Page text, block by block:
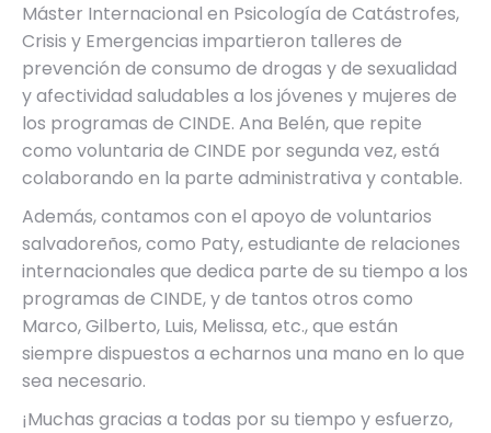
Máster Internacional en Psicología de Catástrofes,
Crisis y Emergencias impartieron talleres de
prevención de consumo de drogas y de sexualidad
y afectividad saludables a los jóvenes y mujeres de
los programas de CINDE. Ana Belén, que repite
como voluntaria de CINDE por segunda vez, está
colaborando en la parte administrativa y contable.
Además, contamos con el apoyo de voluntarios
salvadoreños, como Paty, estudiante de relaciones
internacionales que dedica parte de su tiempo a los
programas de CINDE, y de tantos otros como
Marco, Gilberto, Luis, Melissa, etc., que están
siempre dispuestos a echarnos una mano en lo que
sea necesario.
¡Muchas gracias a todas por su tiempo y esfuerzo,